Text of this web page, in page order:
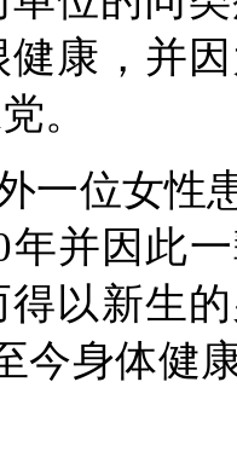
康，并
。
一位女性
年并因此
以新生
今身体健